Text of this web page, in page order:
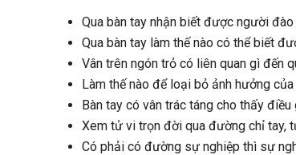
Qua bàn tay nhận biết được người
Qua bàn tay làm thế nào có thể biết
Vân trên ngón trỏ có liên quan gì đến
Làm thế nào để loại bỏ ảnh hưởng
Bàn tay có vân trác táng cho thấy điều
Xem tử vi trọn đời qua đường chỉ tay,
Có phải có đường sự nghiệp thì sự